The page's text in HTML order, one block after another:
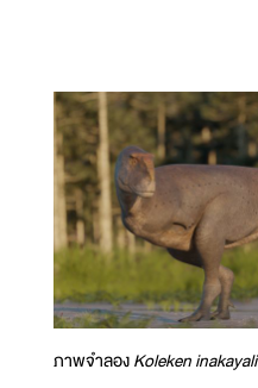
ภาพจำลองKoleken inakayali